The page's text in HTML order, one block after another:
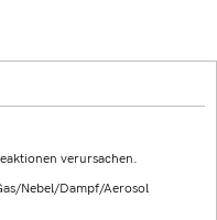
verursachen.
Nebel/Dampf/Aerosol